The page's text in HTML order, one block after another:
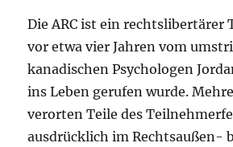
Die ARC ist ein rechtslibertärer
vor etwa vier Jahren vom
kanadischen Psychologen
ins Leben gerufen wurde.
verorten Teile des
ausdrücklich im